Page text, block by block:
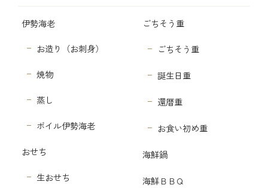
伊勢海老
お造り（お刺身）
焼物
蒸し
ボイル伊勢海老
おせち
生おせち
ごちそう重
ごちそう重
誕生日重
還暦重
お食い初め重
海鮮鍋
海鮮ＢＢＱ